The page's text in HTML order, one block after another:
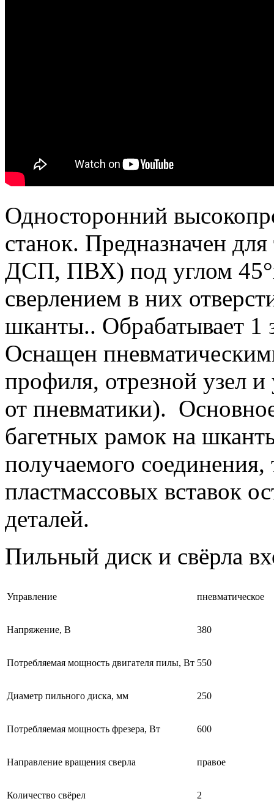
Односторонний
станок. Предназначен
ДСП, ПВХ) под углом
сверлением в них
шканты.. Обрабатывает 1
Оснащен
профиля, отрезной узел и
от пневматики).
багетных рамок на
получаемого
пластмассовых вставок
деталей.
Пильный диск и свёрла
Управление пневматическое
Напряжение, В 380
Потребляемая мощность двигателя пилы, Вт 550
Диаметр пильного диска, мм 250
Потребляемая мощность фрезера, Вт 600
Направление вращения сверла правое
Количество свёрел 2